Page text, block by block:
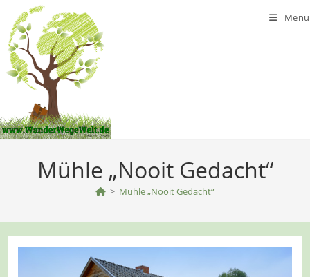
Inhalt
springen
Menü
Mühle „Nooit Gedacht“
> Mühle „Nooit Gedacht“